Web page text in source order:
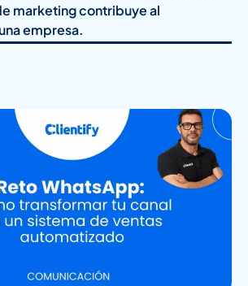
marketing contribuye al
empresa.